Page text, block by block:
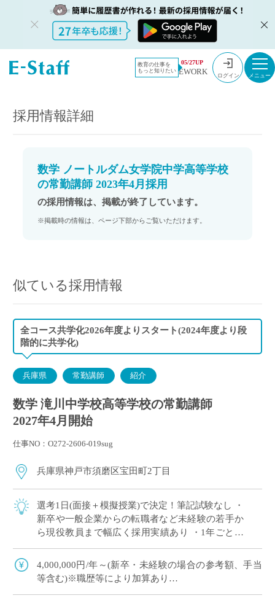
教育の仕事を
もっと知りたい
05/27UP
EWORK ログイン
教員採用情
報のイー・
採用情報
数学 ノートルダム女学院中学高等学校の常勤講師 2023年4月採用
採用情報詳細
数学 ノートルダム女学院中学高等学校
の常勤講師 2023年4月採用
の採用情報は、掲載が終了しています。
※掲載時の情報は、ページ下部からご覧いただけます。
似ている採用情報
全コース共学化2026年度よりスタート(2024年度より段
階的に共学化)
兵庫県 常勤講師 紹介
数学 滝川中学校高等学校の常勤講師
2027年4月開始
仕事NO：O272-2606-019sug
兵庫県神戸市須磨区宝田町2丁目
選考1日(面接＋模擬授業)で決定！筆記試験なし ・
新卒や一般企業からの転職者など未経験の若手か
ら現役教員まで幅広く採用実績あり ・1年ごとに
100年を超える神戸市内の伝統校
4,000,000円/年～(新卒・未経験の場合の参考額、手当
等含む)※職歴等により加算あり